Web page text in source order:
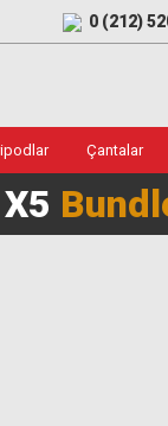
0 (212)
Çantalar